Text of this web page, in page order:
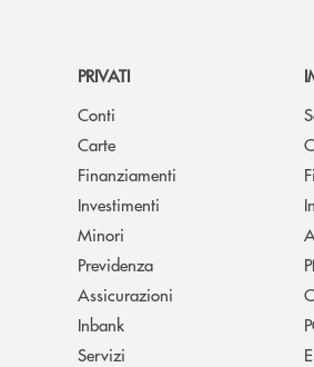
PRIVATI
Conti
Carte
Finanziamenti
Investimenti
Minori
Previdenza
Assicurazioni
Inbank
Servizi